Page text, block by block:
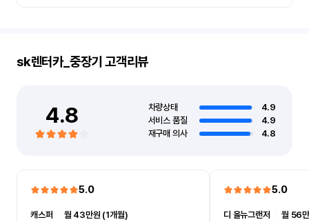
sk렌터카_중장기 고객리뷰
4.8 차량상태
4.9
서비스 품질
4.9
재구매 의사
4.8
5.0
캐스퍼
월 43만원 (1개월)
5.0
디 올뉴그랜저 ㅣ월 56